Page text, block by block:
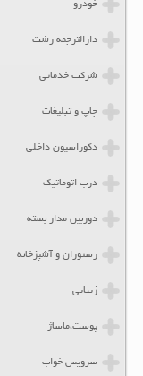
خودرو
دارالترجمه رشت
شرکت خدماتی
چاپ و تبلیغات
دکوراسیون داخلی
درب اتوماتیک
دوربین مدار بسته
رستوران و آشپزخانه
زیبایی
پوست،ماساژ
سرویس خواب